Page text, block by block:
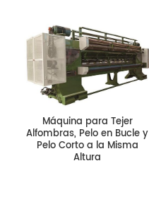
Máquina para Tejer
Alfombras, Pelo en Bucle y
Pelo Corto a la Misma
Altura